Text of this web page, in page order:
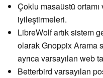
Çoklu masaüstü
iyileştirmeleri.
LibreWolf artık sistem
olarak Gnoppix Arama
ayrıca varsayılan web
Betterbird varsayılan